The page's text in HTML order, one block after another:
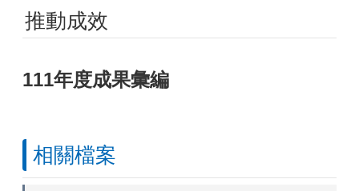
推動成效
111年度成果彙編
相關檔案